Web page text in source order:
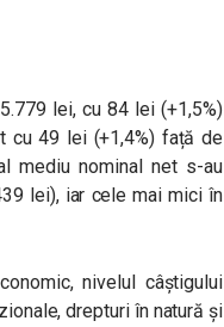
lei, cu 84 lei (+1,5%)
cu 49 lei (+1,4%) față de
mediu nominal net s-au
lei), iar cele mai mici în
nivelul câștigului
drepturi în natură și